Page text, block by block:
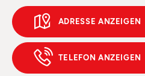
ADRESSE ANZEIGEN
TELEFON ANZEIGEN